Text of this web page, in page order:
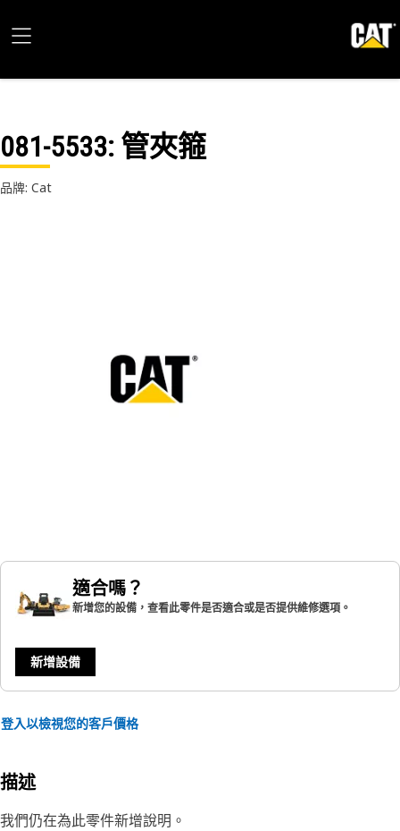
081-5533: 管夾箍
品牌: Cat
適合嗎？
新增您的設備，查看此零件是否適合或是否提供維修選項。
新增設備
登入以檢視您的客戶價格
描述
我們仍在為此零件新增說明。